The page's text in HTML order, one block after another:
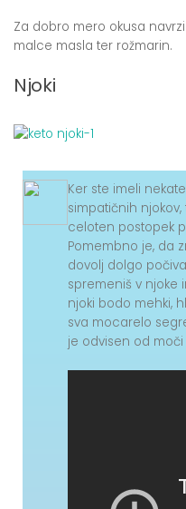
Za dobro mero okusa
malce masla ter rožmarin.
Njoki
Ker ste imeli
simpatičnih
celoten postopek
Pomembno je, da
dovolj dolgo
spremeniš v njoke
njoki bodo mehki,
sva mocarelo
je odvisen od